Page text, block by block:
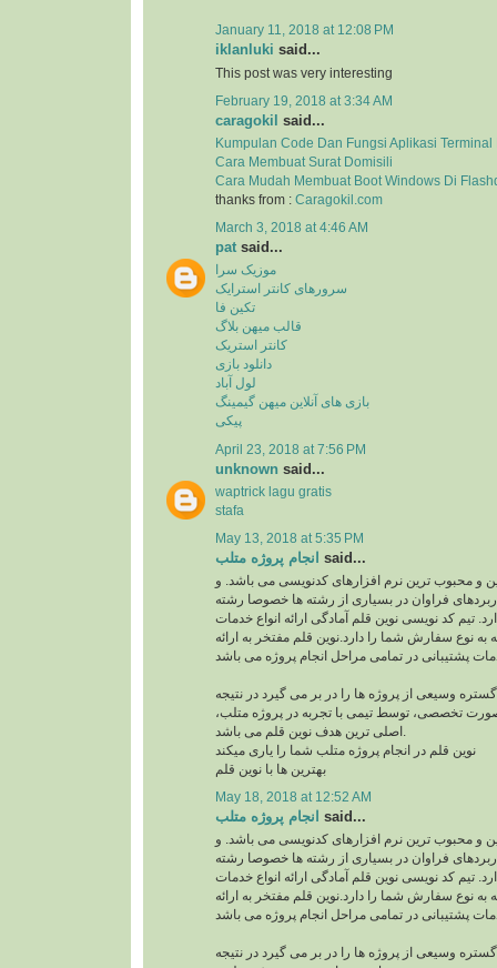
January 11, 2018 at 12:08 PM
iklanluki said...
This post was very interesting
February 19, 2018 at 3:34 AM
caragokil said...
Kumpulan Code Dan Fungsi Aplikasi Terminal
Cara Membuat Surat Domisili
Cara Mudah Membuat Boot Windows Di
thanks from : Caragokil.com
March 3, 2018 at 4:46 AM
pat said...
موزیک سرا
سرورهای کانتر استرایک
تکین فا
قالب میهن بلاگ
کانتر استریک
دانلود بازی
لول آباد
بازی های آنلاین میهن گیمینگ
پیکی
April 23, 2018 at 7:56 PM
unknown said...
waptrick lagu gratis
stafa
May 13, 2018 at 5:35 PM
انجام پروژه متلب said...
و محبوب ترین نرم افزارهای کدنویسی می باشد. و
فراوان در بسیاری از رشته ها خصوصا رشته
تیم کد نویسی نوین قلم آمادگی ارائه انواع خدمات
به نوع سفارش شما را دارد.نوین قلم مفتخر به ارائه
گستره وسیعی از پروژه ها را در بر می گیرد در نتیجه
صورت تخصصی، توسط تیمی با تجربه در پروژه متلب،
نوین قلم در انجام پروژه متلب شما را یاری میکند
بهترین ها با نوین قلم
May 18, 2018 at 12:52 AM
انجام پروژه متلب said...
و محبوب ترین نرم افزارهای کدنویسی می باشد. و
فراوان در بسیاری از رشته ها خصوصا رشته
تیم کد نویسی نوین قلم آمادگی ارائه انواع خدمات
به نوع سفارش شما را دارد.نوین قلم مفتخر به ارائه
گستره وسیعی از پروژه ها را در بر می گیرد در نتیجه